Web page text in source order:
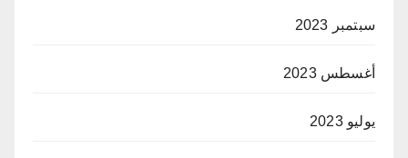
سبتمبر 2023
أغسطس 2023
يوليو 2023